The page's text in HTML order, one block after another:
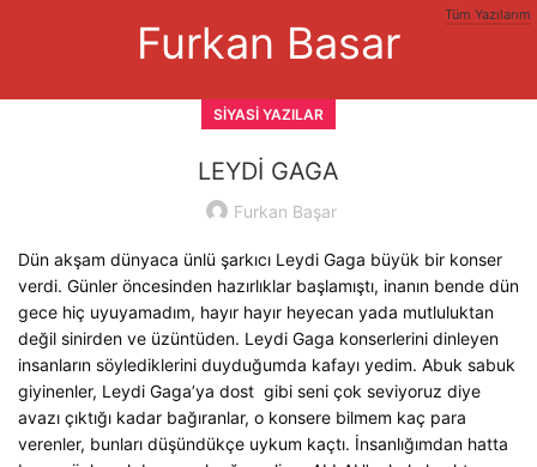
Tüm Yazılarım
Furkan Basar
SIYASI YAZILAR
LEYDİ GAGA
Furkan Başar
Dün akşam dünyaca ünlü şarkıcı Leydi Gaga büyük bir konser
verdi. Günler öncesinden hazırlıklar başlamıştı, inanın bende dün
gece hiç uyuyamadım, hayır hayır heyecan yada mutluluktan
değil sinirden ve üzüntüden. Leydi Gaga konserlerini dinleyen
insanların söylediklerini duyduğumda kafayı yedim. Abuk sabuk
giyinenler, Leydi Gaga’ya dost gibi seni çok seviyoruz diye
avazı çıktığı kadar bağıranlar, o konsere bilmem kaç para
verenler, bunları düşündükçe uykum kaçtı. İnsanlığımdan hatta